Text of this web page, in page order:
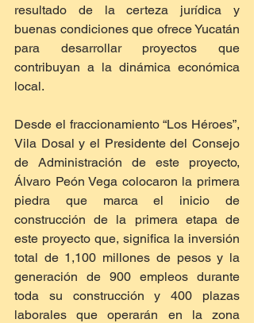
resultado de la certeza jurídica y
buenas condiciones que ofrece Yucatán
para desarrollar proyectos que
contribuyan a la dinámica económica
local.
Desde el fraccionamiento “Los Héroes”,
Vila Dosal y el Presidente del Consejo
de Administración de este proyecto,
Álvaro Peón Vega colocaron la primera
piedra que marca el inicio de
construcción de la primera etapa de
este proyecto que, significa la inversión
total de 1,100 millones de pesos y la
generación de 900 empleos durante
toda su construcción y 400 plazas
laborales que operarán en la zona